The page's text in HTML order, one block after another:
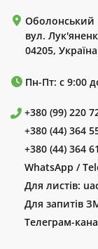
Оболонський
вул.
04205, Україна
Пн-Пт: с 9:00
+380 (99) 220
+380 (44) 364
+380 (44) 364
WhatsApp /
Для листів:
Для запитів
Телеграм-